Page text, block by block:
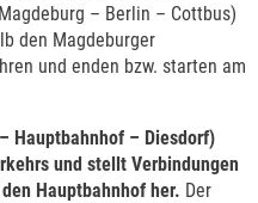
– Berlin – Cottbus)
den Magdeburger
und enden bzw. starten am
Hauptbahnhof – Diesdorf)
und stellt Verbindungen
Hauptbahnhof her. Der